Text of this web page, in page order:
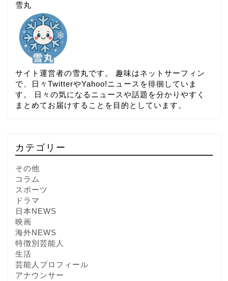
雪丸
サイト運営者の雪丸です。 趣味はネットサーフィン
で、日々TwitterやYahoo!ニュースを徘徊していま
す。 日々の気になるニュースや話題を分かりやすく
まとめてお届けすることを目的としています。
カテゴリー
その他
コラム
スポーツ
ドラマ
日本NEWS
映画
海外NEWS
特徴別芸能人
生活
芸能人プロフィール
アナウンサー